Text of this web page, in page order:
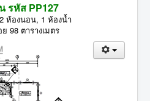
รหัส PP127
ห้องนอน, 1 ห้องน้ำ
98 ตารางเมตร